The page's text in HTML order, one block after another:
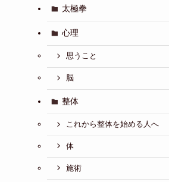
太極拳
心理
思うこと
脳
整体
これから整体を始める人へ
体
施術